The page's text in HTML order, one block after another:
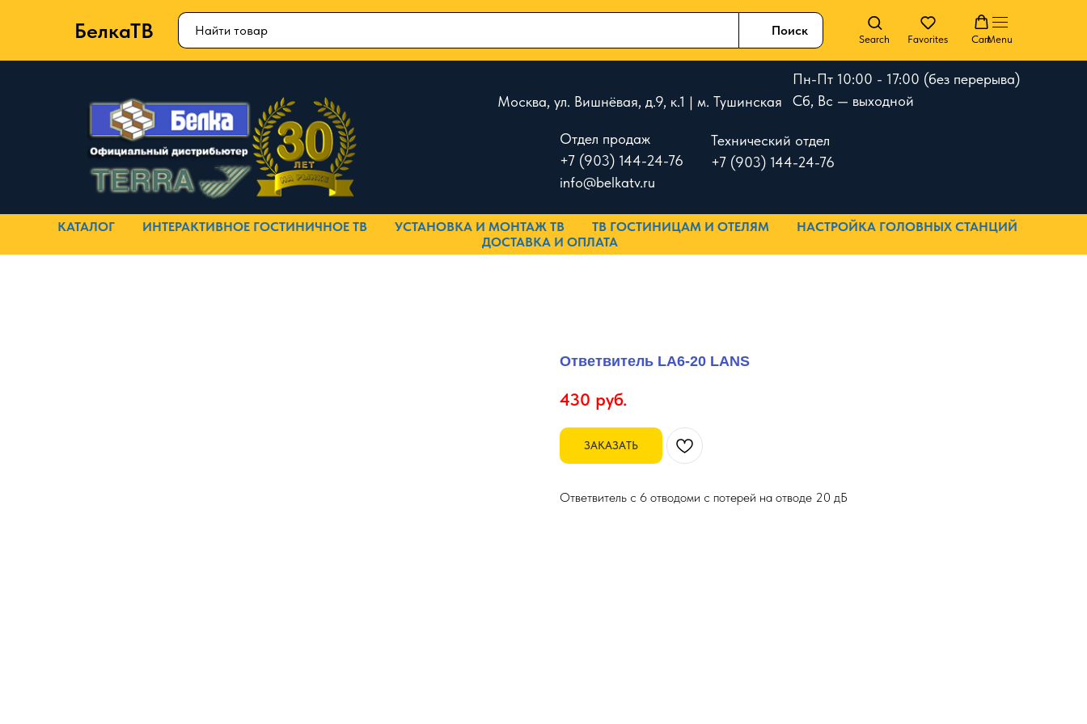
БелкаТВ Поиск
Search Favorites CartMenu
Москва, ул. Вишнёвая, д.9, к.1 | м. Тушинская
Отдел продаж
+7 (903) 144-24-76
info@belkatv.ru
Пн-Пт 10:00 - 17:00 (без перерыва)
Сб, Вс — выходной
Технический отдел
+7 (903) 144-24-76
КАТАЛОГ ИНТЕРАКТИВНОЕ ГОСТИНИЧНОЕ ТВ УСТАНОВКА И МОНТАЖ ТВ ТВ ГОСТИНИЦАМ И ОТЕЛЯМ
НАСТРОЙКА ГОЛОВНЫХ СТАНЦИЙ
ДОСТАВКА И ОПЛАТА
Ответвитель LA6-20 LANS
430 руб.
ЗАКАЗАТЬ
Ответвитель с 6 отводоми с потерей на отводе 20 дБ